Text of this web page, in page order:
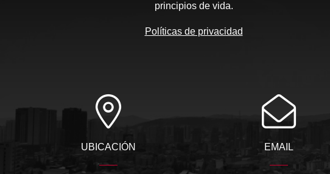
principios de vida.
Políticas de privacidad
UBICACIÓN EMAIL